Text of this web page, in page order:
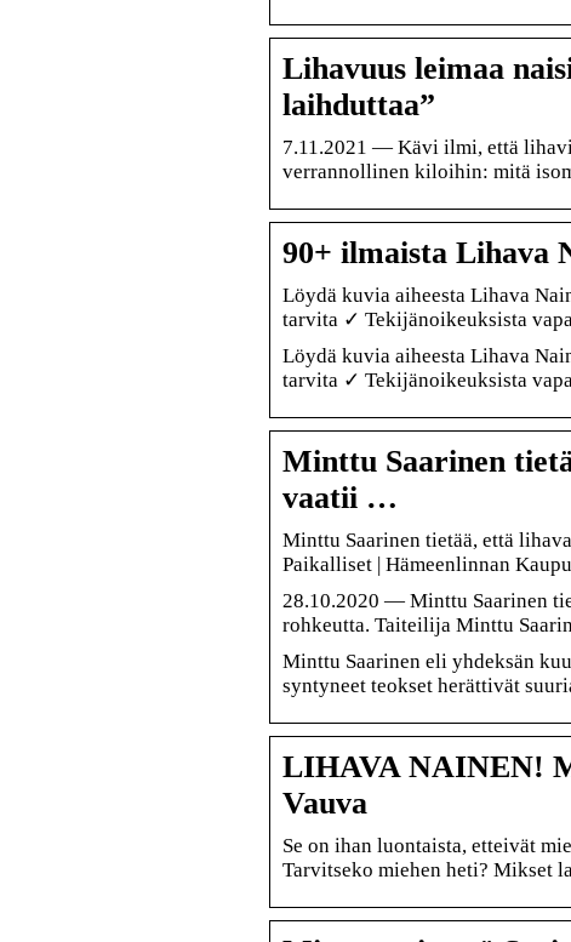
Lihavuus leimaa
laihduttaa”
7.11.2021 — Kävi ilmi, että
verrannollinen kiloihin: mitä
90+ ilmaista Lihava
Löydä kuvia aiheesta Lihava
tarvita ✓ Tekijänoikeuksista
Löydä kuvia aiheesta Lihava
tarvita ✓ Tekijänoikeuksista
Minttu Saarinen
vaatii …
Minttu Saarinen tietää, että
Paikalliset | Hämeenlinnan
28.10.2020 — Minttu Saarinen
rohkeutta. Taiteilija Minttu
Minttu Saarinen eli yhdeksän
syntyneet teokset herättivät
LIHAVA NAINEN!
Vauva
Se on ihan luontaista, etteivät
Tarvitseko miehen heti? Mikset